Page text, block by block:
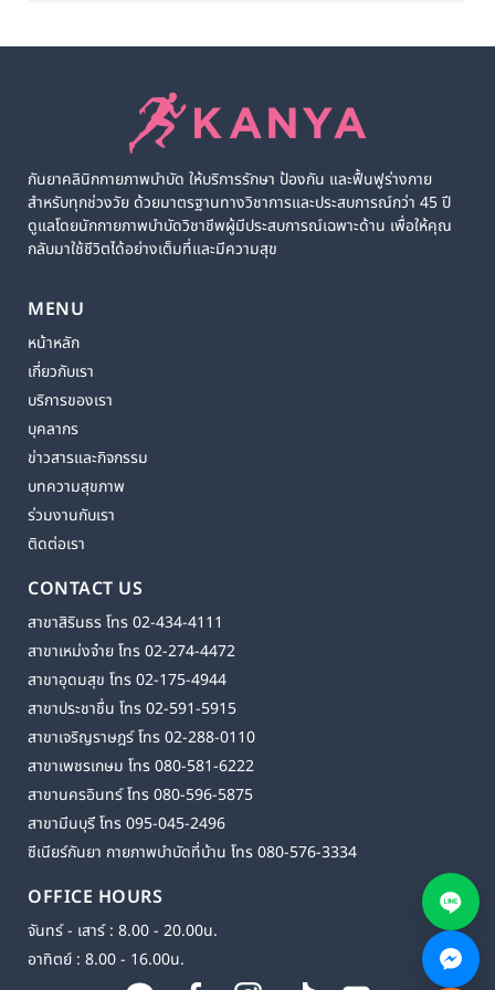
กันยาคลินิกกายภาพบำบัด ให้บริการรักษา ป้องกัน และฟื้นฟูร่างกาย
สำหรับทุกช่วงวัย ด้วยมาตรฐานทางวิชาการและประสบการณ์กว่า 45 ปี
ดูแลโดยนักกายภาพบำบัดวิชาชีพผู้มีประสบการณ์เฉพาะด้าน เพื่อให้คุณ
กลับมาใช้ชีวิตได้อย่างเต็มที่และมีความสุข
MENU
หน้าหลัก
เกี่ยวกับเรา
บริการของเรา
บุคลากร
ข่าวสารและกิจกรรม
บทความสุขภาพ
ร่วมงานกับเรา
ติดต่อเรา
CONTACT US
สาขาสิรินธร โทร 02-434-4111
สาขาเหม่งจ๋าย โทร 02-274-4472
สาขาอุดมสุข โทร 02-175-4944
สาขาประชาชื่น โทร 02-591-5915
สาขาเจริญราษฎร์ โทร 02-288-0110
สาขาเพชรเกษม โทร 080-581-6222
สาขานครอินทร์ โทร 080-596-5875
สาขามีนบุรี โทร 095-045-2496
ซีเนียร์กันยา กายภาพบำบัดที่บ้าน โทร 080-576-3334
OFFICE HOURS
จันทร์ - เสาร์ : 8.00 - 20.00น.
อาทิตย์ : 8.00 - 16.00น.